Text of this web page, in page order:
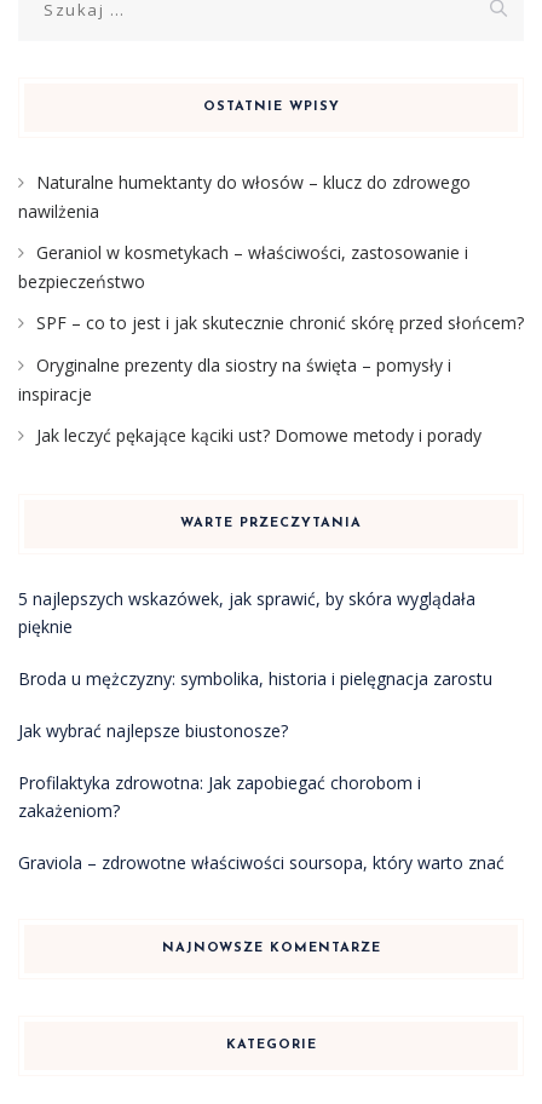
OSTATNIE WPISY
Naturalne humektanty do włosów – klucz do zdrowego
nawilżenia
Geraniol w kosmetykach – właściwości, zastosowanie i
bezpieczeństwo
SPF – co to jest i jak skutecznie chronić skórę przed słońcem?
Oryginalne prezenty dla siostry na święta – pomysły i
inspiracje
Jak leczyć pękające kąciki ust? Domowe metody i porady
WARTE PRZECZYTANIA
5 najlepszych wskazówek, jak sprawić, by skóra wyglądała
pięknie
Broda u mężczyzny: symbolika, historia i pielęgnacja zarostu
Jak wybrać najlepsze biustonosze?
Profilaktyka zdrowotna: Jak zapobiegać chorobom i
zakażeniom?
Graviola – zdrowotne właściwości soursopa, który warto znać
NAJNOWSZE KOMENTARZE
KATEGORIE